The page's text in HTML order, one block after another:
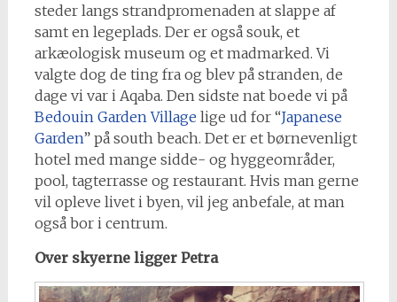
steder langs strandpromenaden at slappe af
samt en legeplads. Der er også souk, et
arkæologisk museum og et madmarked. Vi
valgte dog de ting fra og blev på stranden, de
dage vi var i Aqaba. Den sidste nat boede vi på
Bedouin Garden Village lige ud for “Japanese
Garden” på south beach. Det er et børnevenligt
hotel med mange sidde- og hyggeområder,
pool, tagterrasse og restaurant. Hvis man gerne
vil opleve livet i byen, vil jeg anbefale, at man
også bor i centrum.
Over skyerne ligger Petra